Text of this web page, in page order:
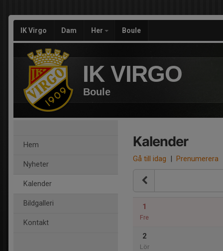
IK Virgo Dam Her Boule
IK VIRGO
Boule
Hem
Nyheter
Kalender
Bildgalleri
Kontakt
Kalender
Gå till idag | Prenumerera
1
Fre
2
Lör